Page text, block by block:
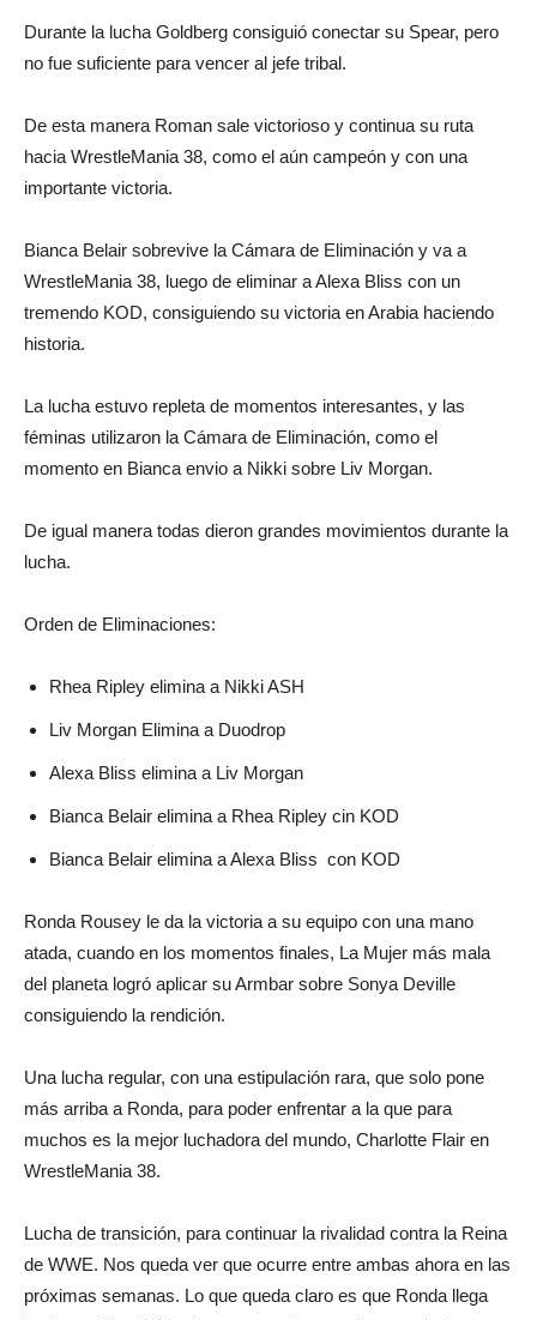
Durante la lucha Goldberg consiguió conectar su Spear, pero
no fue suficiente para vencer al jefe tribal.
De esta manera Roman sale victorioso y continua su ruta
hacia WrestleMania 38, como el aún campeón y con una
importante victoria.
Bianca Belair sobrevive la Cámara de Eliminación y va a
WrestleMania 38, luego de eliminar a Alexa Bliss con un
tremendo KOD, consiguiendo su victoria en Arabia haciendo
historia.
La lucha estuvo repleta de momentos interesantes, y las
féminas utilizaron la Cámara de Eliminación, como el
momento en Bianca envio a Nikki sobre Liv Morgan.
De igual manera todas dieron grandes movimientos durante la
lucha.
Orden de Eliminaciones:
Rhea Ripley elimina a Nikki ASH
Liv Morgan Elimina a Duodrop
Alexa Bliss elimina a Liv Morgan
Bianca Belair elimina a Rhea Ripley cin KOD
Bianca Belair elimina a Alexa Bliss con KOD
Ronda Rousey le da la victoria a su equipo con una mano
atada, cuando en los momentos finales, La Mujer más mala
del planeta logró aplicar su Armbar sobre Sonya Deville
consiguiendo la rendición.
Una lucha regular, con una estipulación rara, que solo pone
más arriba a Ronda, para poder enfrentar a la que para
muchos es la mejor luchadora del mundo, Charlotte Flair en
WrestleMania 38.
Lucha de transición, para continuar la rivalidad contra la Reina
de WWE. Nos queda ver que ocurre entre ambas ahora en las
próximas semanas. Lo que queda claro es que Ronda llega